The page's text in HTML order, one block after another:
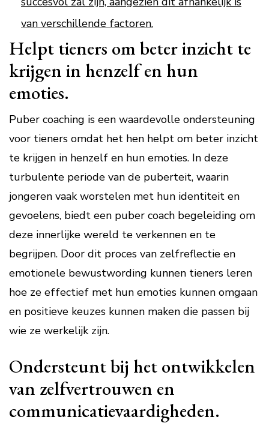
van verschillende factoren.
Helpt tieners om beter inzicht te
krijgen in henzelf en hun
emoties.
Puber coaching is een waardevolle ondersteuning
voor tieners omdat het hen helpt om beter inzicht
te krijgen in henzelf en hun emoties. In deze
turbulente periode van de puberteit, waarin
jongeren vaak worstelen met hun identiteit en
gevoelens, biedt een puber coach begeleiding om
deze innerlijke wereld te verkennen en te
begrijpen. Door dit proces van zelfreflectie en
emotionele bewustwording kunnen tieners leren
hoe ze effectief met hun emoties kunnen omgaan
en positieve keuzes kunnen maken die passen bij
wie ze werkelijk zijn.
Ondersteunt bij het ontwikkelen
van zelfvertrouwen en
communicatievaardigheden.